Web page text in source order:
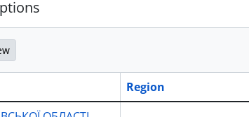
Region